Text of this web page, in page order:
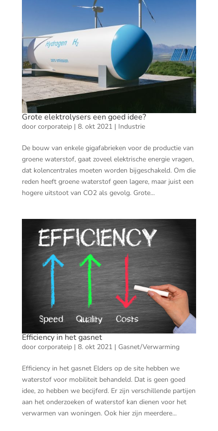
Grote elektrolysers een goed idee?
door corporateip| 8. okt 2021| Industrie
De bouw van enkele gigafabrieken voor de productie van
groene waterstof, gaat zoveel elektrische energie vragen,
dat kolencentrales moeten worden bijgeschakeld. Om die
reden heeft groene waterstof geen lagere, maar juist een
hogere uitstoot van CO2 als gevolg. Grote...
Efficiency in het gasnet
door corporateip| 8. okt 2021| Gasnet/Verwarming
Efficiency in het gasnet Elders op de site hebben we
waterstof voor mobiliteit behandeld. Dat is geen goed
idee, zo hebben we becijferd. Er zijn verschillende partijen
aan het onderzoeken of waterstof kan dienen voor het
verwarmen van woningen. Ook hier zijn meerdere...